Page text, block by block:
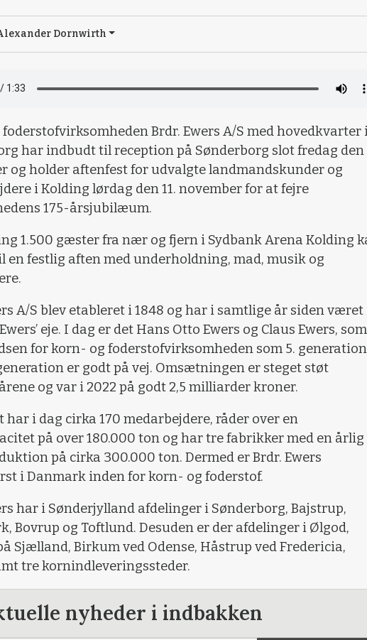
Dornwirth
Brdr. Ewers A/S med hovedkvarter
har indbudt til reception på Sønderborg slot fredag den
og holder aftenfest for udvalgte landmandskunder og
i Kolding lørdag den 11. november for at fejre
175-årsjubilæum.
1.500 gæster fra nær og fjern i Sydbank Arena Kolding
en festlig aften med underholdning, mad, musik og
A/S blev etableret i 1848 og har i samtlige år siden været
eje. I dag er det Hans Otto Ewers og Claus Ewers, som
for korn- og foderstofvirksomheden som 5.
er godt på vej. Omsætningen er steget støt
og var i 2022 på godt 2,5 milliarder kroner.
har i dag cirka 170 medarbejdere, råder over en
på over 180.000 ton og har tre fabrikker med en årlig
på cirka 300.000 ton. Dermed er Brdr. Ewers
i Danmark inden for korn- og foderstof.
har i Sønderjylland afdelinger i Sønderborg, Bajstrup,
Bovrup og Toftlund. Desuden er der afdelinger i Ølgod,
Sjælland, Birkum ved Odense, Håstrup ved Fredericia,
tre kornindleveringssteder.
nyheder i indbakken